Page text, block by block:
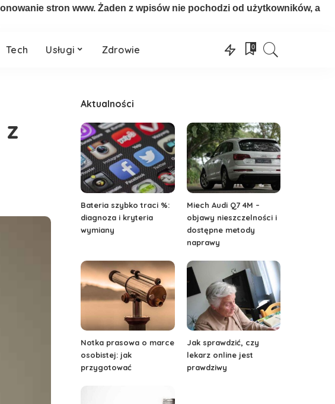
stron www. Żaden z wpisów nie pochodzi od użytkowników, a
Tech Usługi Zdrowie 0
Aktualności
Bateria szybko traci %:
diagnoza i kryteria
wymiany
Miech Audi Q7 4M –
objawy nieszczelności i
dostępne metody
naprawy
Notka prasowa o marce
osobistej: jak
przygotować
Jak sprawdzić, czy
lekarz online jest
prawdziwy